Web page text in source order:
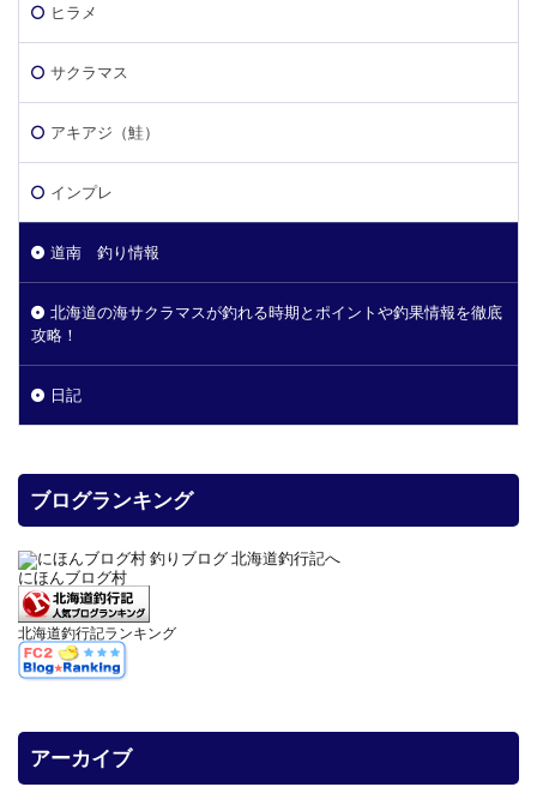
ヒラメ
サクラマス
アキアジ（鮭）
インプレ
道南 釣り情報
北海道の海サクラマスが釣れる時期とポイントや釣果情報を徹底
攻略！
日記
ブログランキング
にほんブログ村
北海道釣行記ランキング
アーカイブ